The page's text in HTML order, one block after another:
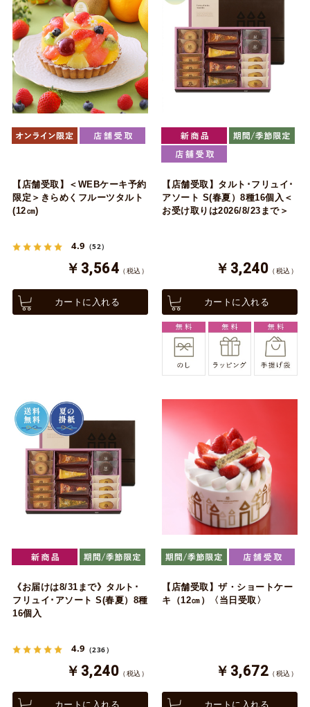
【店舗受取】＜WEBケーキ予約
限定＞きらめくフルーツタルト
(12㎝)
4.9 （52）
￥3,564 （税込）
カートに入れる
【店舗受取】タルト･フリュイ･
アソート S(春夏）8種16個入＜
お受け取りは2026/8/23まで＞
￥3,240 （税込）
カートに入れる
《お届けは8/31まで》タルト･
フリュイ･アソート S(春夏）8種
16個入
4.9 （236）
￥3,240 （税込）
カートに入れる
【店舗受取】ザ・ショートケー
キ（12㎝）〈当日受取〉
￥3,672 （税込）
カートに入れる